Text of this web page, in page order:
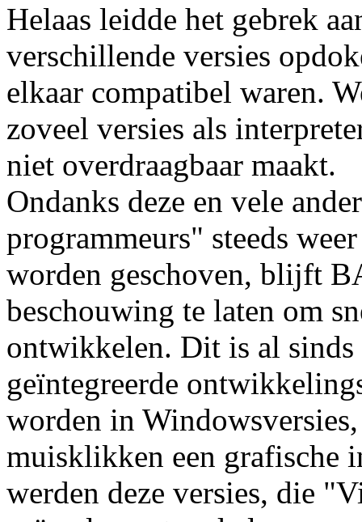
Helaas leidde het gebrek
verschillende versies
elkaar compatibel waren.
zoveel versies als
niet overdraagbaar maakt.
Ondanks deze en vele
programmeurs" steeds
worden geschoven, blijft
beschouwing te laten om
ontwikkelen. Dit is al sinds
geïntegreerde
worden in
muisklikken een grafische
werden deze versies, die